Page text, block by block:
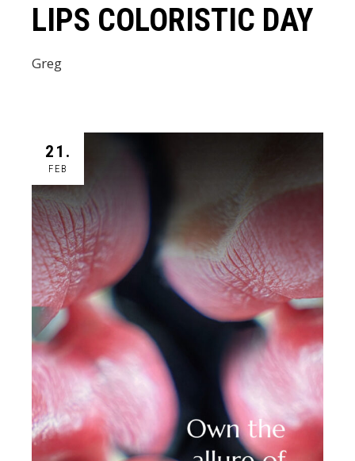
LIPS COLORISTIC DAY
Greg
21.
FEB